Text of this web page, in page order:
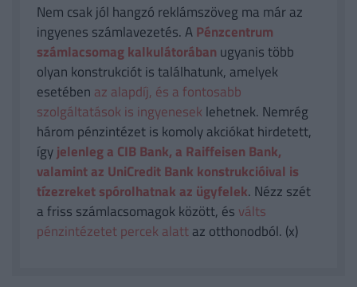
Nem csak jól hangzó reklámszöveg ma már az
ingyenes számlavezetés. APénzcentrum
számlacsomag kalkulátorában ugyanis több
olyan konstrukciót is találhatunk, amelyek
esetében az alapdíj, és a fontosabb
szolgáltatások is ingyenesek lehetnek. Nemrég
három pénzintézet is komoly akciókat hirdetett,
ígyjelenleg a CIB Bank, a Raiffeisen Bank,
valamint az UniCredit Bank konstrukcióival is
tízezreket spórolhatnak az ügyfelek. Nézz szét
a friss számlacsomagok között, és válts
pénzintézetet percek alattaz otthonodból. (x)